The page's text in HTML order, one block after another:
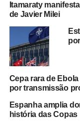
As autoridades
passageiros e
enquanto equipes
contatos para evitar
reacendeu debates
viagens marítimas
ambientes
pessoas.
Itamaraty
de Javier Milei
Cepa rara de
por transmissão
Espanha amplia
história das Copas